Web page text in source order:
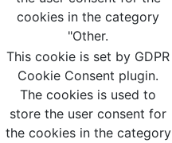
cookies in the category
"Other.
This cookie is set by GDPR
Cookie Consent plugin.
The cookies is used to
store the user consent for
the cookies in the category